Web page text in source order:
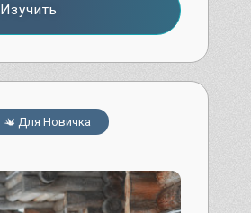
Изучить
Для Новичка